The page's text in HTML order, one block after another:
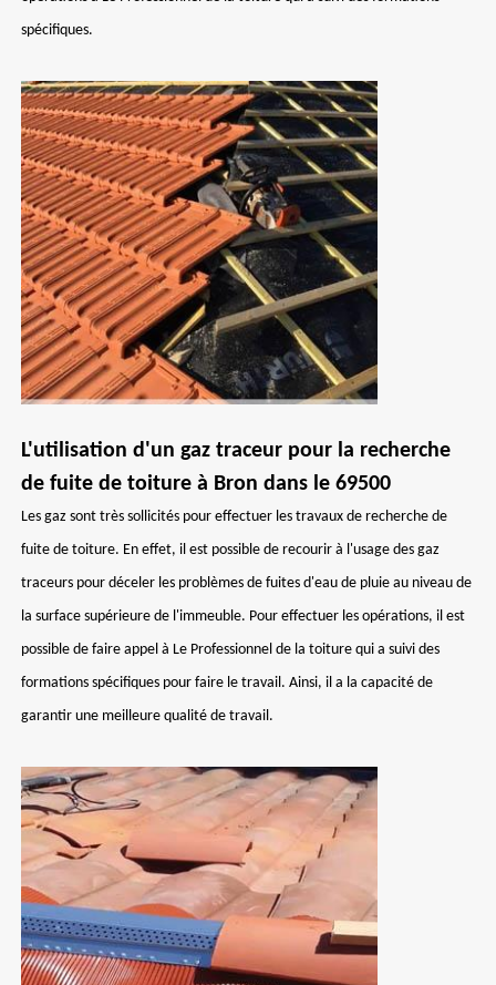
spécifiques.
L'utilisation d'un gaz traceur pour la recherche
de fuite de toiture à Bron dans le 69500
Les gaz sont très sollicités pour effectuer les travaux de recherche de
fuite de toiture. En effet, il est possible de recourir à l'usage des gaz
traceurs pour déceler les problèmes de fuites d'eau de pluie au niveau de
la surface supérieure de l'immeuble. Pour effectuer les opérations, il est
possible de faire appel à Le Professionnel de la toiture qui a suivi des
formations spécifiques pour faire le travail. Ainsi, il a la capacité de
garantir une meilleure qualité de travail.